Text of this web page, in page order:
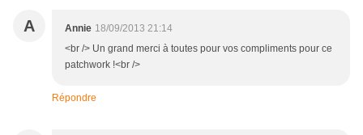
A Annie 18/09/2013 21:14
<br /> Un grand merci à toutes pour vos compliments pour ce
patchwork !<br />
Répondre